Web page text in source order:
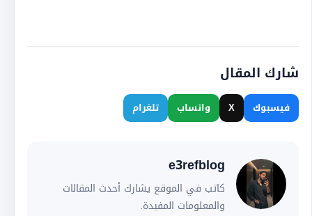
شارك المقال
فيسبوك X واتساب تلغرام
e3refblog
كاتب في الموقع يشارك أحدث المقالات
والمعلومات المفيدة.